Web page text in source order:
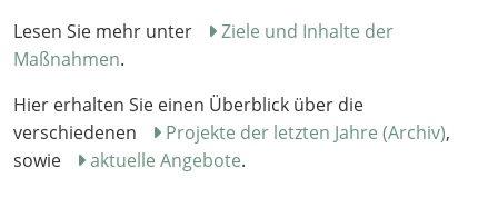
Lesen Sie mehr unter
Ziele und Inhalte der
Maßnahmen.
Hier erhalten Sie einen Überblick über die
verschiedenen
Projekte der letzten Jahre (Archiv),
sowie
aktuelle Angebote.